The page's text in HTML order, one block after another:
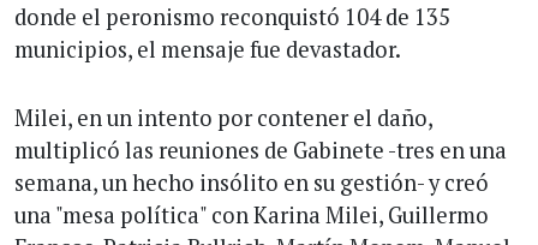
donde el peronismo reconquistó 104 de 135
municipios, el mensaje fue devastador.
Milei, en un intento por contener el daño,
multiplicó las reuniones de Gabinete -tres en una
semana, un hecho insólito en su gestión- y creó
una "mesa política" con Karina Milei, Guillermo